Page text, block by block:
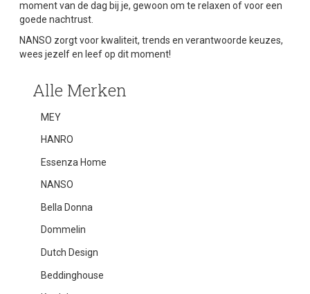
moment van de dag bij je, gewoon om te relaxen of voor een
goede nachtrust.
NANSO zorgt voor kwaliteit, trends en verantwoorde keuzes,
wees jezelf en leef op dit moment!
Alle Merken
MEY
HANRO
Essenza Home
NANSO
Bella Donna
Dommelin
Dutch Design
Beddinghouse